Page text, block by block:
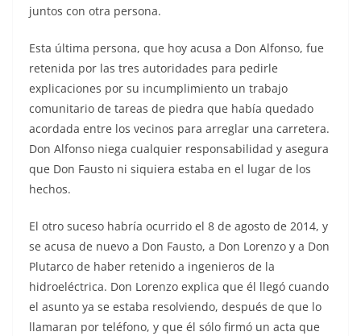
juntos con otra persona.
Esta última persona, que hoy acusa a Don Alfonso, fue
retenida por las tres autoridades para pedirle
explicaciones por su incumplimiento un trabajo
comunitario de tareas de piedra que había quedado
acordada entre los vecinos para arreglar una carretera.
Don Alfonso niega cualquier responsabilidad y asegura
que Don Fausto ni siquiera estaba en el lugar de los
hechos.
El otro suceso habría ocurrido el 8 de agosto de 2014, y
se acusa de nuevo a Don Fausto, a Don Lorenzo y a Don
Plutarco de haber retenido a ingenieros de la
hidroeléctrica. Don Lorenzo explica que él llegó cuando
el asunto ya se estaba resolviendo, después de que lo
llamaran por teléfono, y que él sólo firmó un acta que